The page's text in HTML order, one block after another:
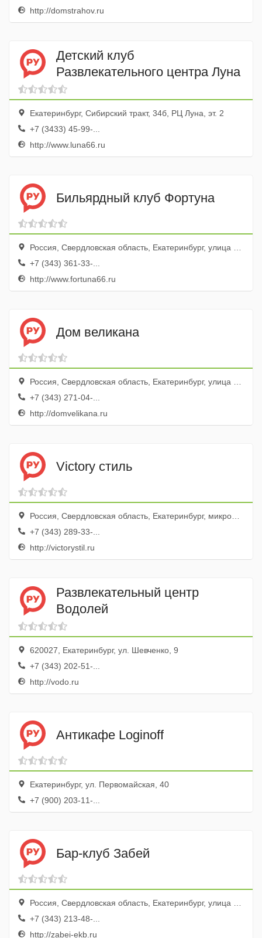
http://domstrahov.ru
Детский клуб
Развлекательного центра Луна
Екатеринбург, Сибирский тракт, 34б, РЦ Луна, эт. 2
+7 (3433) 45-99-...
http://www.luna66.ru
Бильярдный клуб Фортуна
Россия, Свердловская область, Екатеринбург, улица Айвазовского, 53, эт. 3
+7 (343) 361-33-...
http://www.fortuna66.ru
Дом великана
Россия, Свердловская область, Екатеринбург, улица Вайнера, 16
+7 (343) 271-04-...
http://domvelikana.ru
Victory стиль
Россия, Свердловская область, Екатеринбург, микрорайон Уралмаш, Республиканская улица, 1А
+7 (343) 289-33-...
http://victorystil.ru
Развлекательный центр
Водолей
620027, Екатеринбург, ул. Шевченко, 9
+7 (343) 202-51-...
http://vodo.ru
Антикафе Loginoff
Екатеринбург, ул. Первомайская, 40
+7 (900) 203-11-...
Бар-клуб Забей
Россия, Свердловская область, Екатеринбург, улица Прониной, 25
+7 (343) 213-48-...
http://zabei-ekb.ru